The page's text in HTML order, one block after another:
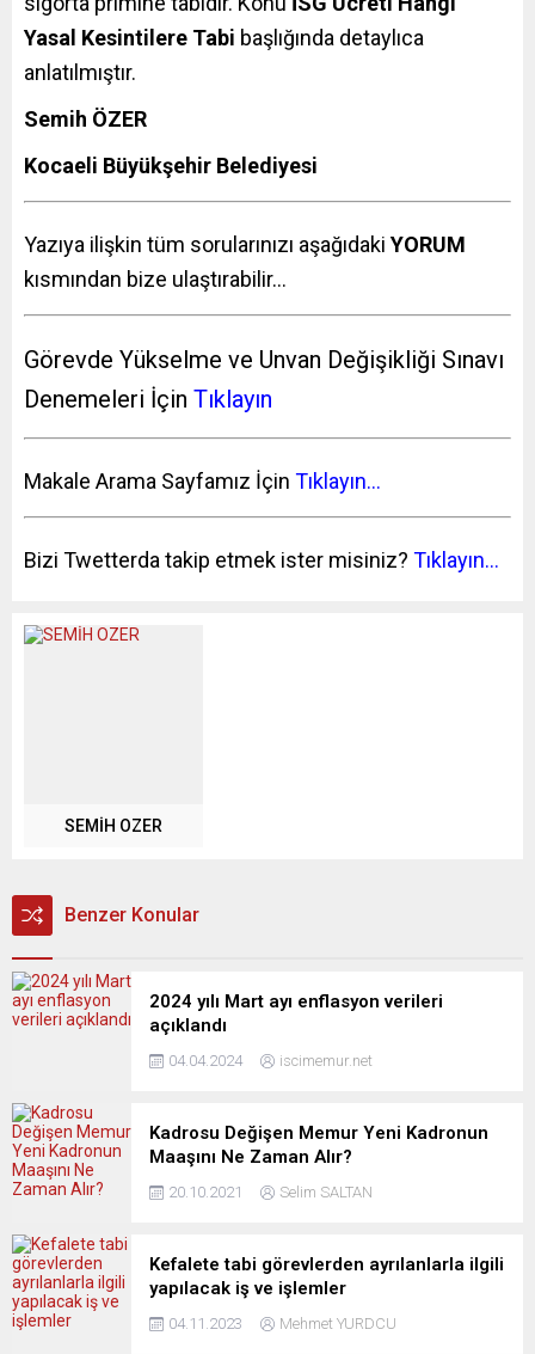
Yasal Kesintilere Tabi başlığında detaylıca
anlatılmıştır.
Semih ÖZER
Kocaeli Büyükşehir Belediyesi
Yazıya ilişkin tüm sorularınızı aşağıdaki YORUM
kısmından bize ulaştırabilir…
Görevde Yükselme ve Unvan Değişikliği Sınavı
Denemeleri İçin Tıklayın
Makale Arama Sayfamız İçin Tıklayın…
Bizi Twetterda takip etmek ister misiniz? Tıklayın…
SEMİH OZER
Benzer Konular
2024 yılı Mart ayı enflasyon verileri
açıklandı
04.04.2024 iscimemur.net
Kadrosu Değişen Memur Yeni Kadronun
Maaşını Ne Zaman Alır?
20.10.2021 Selim SALTAN
Kefalete tabi görevlerden ayrılanlarla ilgili
yapılacak iş ve işlemler
04.11.2023 Mehmet YURDCU